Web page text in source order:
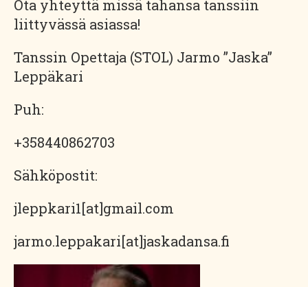
Ota yhteyttä missä tahansa tanssiin
liittyvässä asiassa!
Tanssin Opettaja (STOL) Jarmo ”Jaska”
Leppäkari
Puh:
+358440862703
Sähköpostit:
jleppkari1[at]gmail.com
jarmo.leppakari[at]jaskadansa.fi